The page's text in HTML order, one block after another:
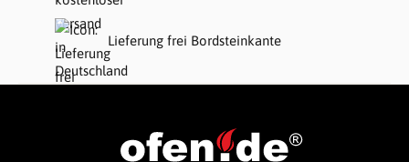
Lieferung frei Bordsteinkante